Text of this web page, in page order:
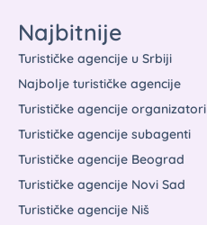
Najbitnije
Turističke agencije u Srbiji
Najbolje turističke agencije
Turističke agencije organizatori
Turističke agencije subagenti
Turističke agencije Beograd
Turističke agencije Novi Sad
Turističke agencije Niš